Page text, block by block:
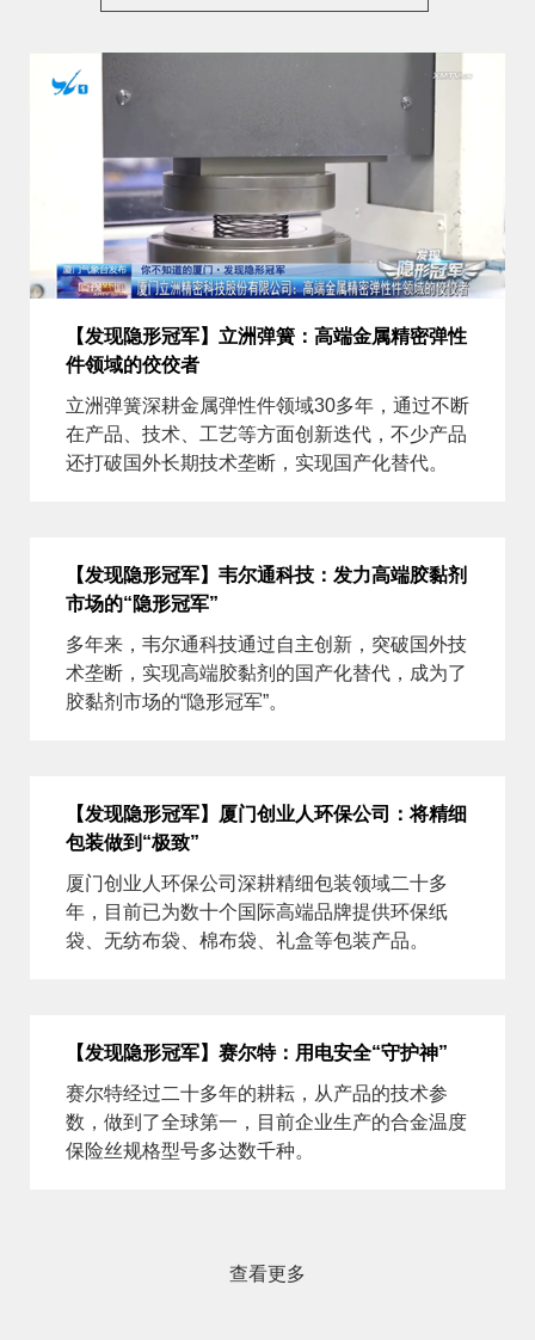
【发现隐形冠军】立洲弹簧：高端金属精密弹性
件领域的佼佼者
立洲弹簧深耕金属弹性件领域30多年，通过不断
在产品、技术、工艺等方面创新迭代，不少产品
还打破国外长期技术垄断，实现国产化替代。
【发现隐形冠军】韦尔通科技：发力高端胶黏剂
市场的“隐形冠军”
多年来，韦尔通科技通过自主创新，突破国外技
术垄断，实现高端胶黏剂的国产化替代，成为了
胶黏剂市场的“隐形冠军”。
【发现隐形冠军】厦门创业人环保公司：将精细
包装做到“极致”
厦门创业人环保公司深耕精细包装领域二十多
年，目前已为数十个国际高端品牌提供环保纸
袋、无纺布袋、棉布袋、礼盒等包装产品。
【发现隐形冠军】赛尔特：用电安全“守护神”
赛尔特经过二十多年的耕耘，从产品的技术参
数，做到了全球第一，目前企业生产的合金温度
保险丝规格型号多达数千种。
查看更多